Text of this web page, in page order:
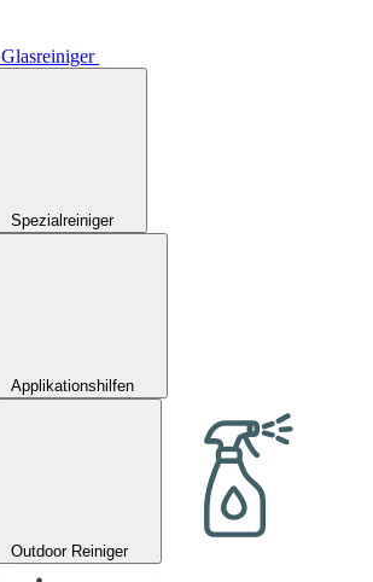
Glasreiniger
Spezialreiniger
Applikationshilfen
Outdoor Reiniger